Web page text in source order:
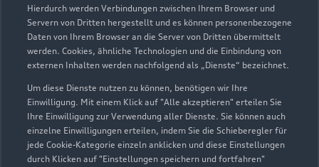
Hierdurch werden Verbindungen zwischen Ihrem Browser und
Servern von Dritten hergestellt und es können personenbezogene
Daten von Ihrem Browser an die Server von Dritten übermittelt
werden. Cookies, ähnliche Technologien und die Einbindung von
externen Inhalten werden nachfolgend als „Dienste“ bezeichnet.
Um diese Dienste nutzen zu können, benötigen wir Ihre
Einwilligung. Mit einem Klick auf "Alle akzeptieren" erteilen Sie
Ihre Einwilligung zur Verwendung aller Dienste. Sie können auch
einzelne Einwilligungen erteilen, indem Sie die Schieberegler für
jede Cookie-Kategorie einzeln anklicken und diese Einstellungen
durch Klicken auf "Einstellungen speichern und fortfahren"
Poppauer Straße 37
38486 Klötze
03909 4606